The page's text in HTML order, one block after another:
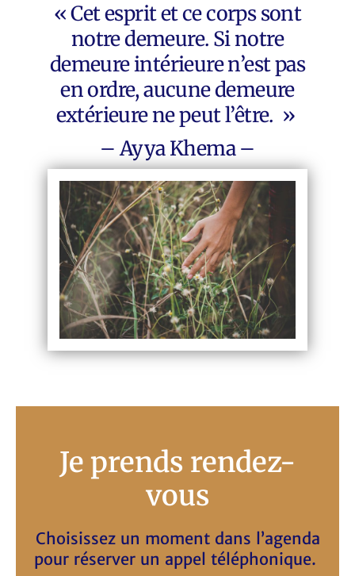
« Cet esprit et ce corps sont
notre demeure. Si notre
demeure intérieure n’est pas
en ordre, aucune demeure
extérieure ne peut l’être. »
– Ayya Khema –
Je prends rendez-
vous
Choisissez un moment dans l’agenda
pour réserver un appel téléphonique.